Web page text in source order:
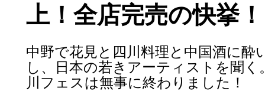
上！全店完売の快挙！
中野で花見と四川料理と中国酒に酔
し、日本の若きアーティストを聞
川フェスは無事に終わりました！